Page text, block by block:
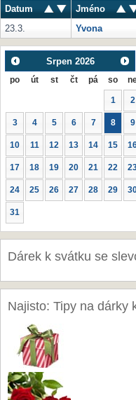
Datum Jméno
23.3.
Yvona
Srpen 2026
po út st čt pá so
1 2
3 4 5 6 7 8 9
10 11 12 13 14 15
17 18 19 20 21 22
24 25 26 27 28 29
31
Dárek k svátku se
Najisto: Tipy na dárky